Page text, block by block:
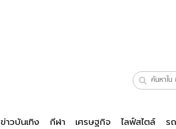
ข่าวบันเทิง กีฬา เศรษฐกิจ ไลฟ์สไตล์ ร